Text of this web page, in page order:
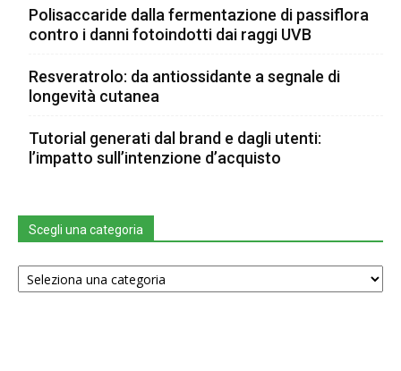
Polisaccaride dalla fermentazione di passiflora
contro i danni fotoindotti dai raggi UVB
Resveratrolo: da antiossidante a segnale di
longevità cutanea
Tutorial generati dal brand e dagli utenti:
l’impatto sull’intenzione d’acquisto
Scegli una categoria
Scegli
una